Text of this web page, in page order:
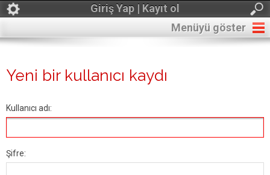
Giriş Yap | Kayıt ol
Menüyü göster
Yeni bir kullanıcı kaydı
Kullanıcı adı:
Şifre: